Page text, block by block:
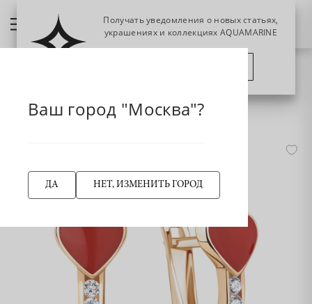
49787А Серьги из Золота с фианитами, эмалью
Ваш город "Москва"?
ДА НЕТ, ИЗМЕНИТЬ ГОРОД
Получать уведомления о новых статьях,
украшениях и коллекциях AQUAMARINE